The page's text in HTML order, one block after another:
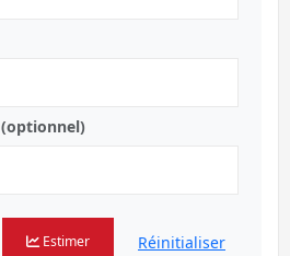
(optionnel)
Estimer Réinitialiser